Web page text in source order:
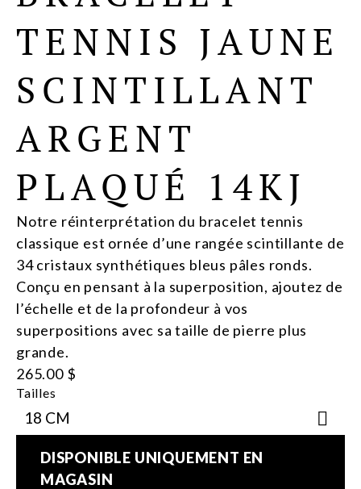
TENNIS JAUNE
SCINTILLANT
ARGENT
PLAQUÉ 14KJ
Notre réinterprétation du bracelet tennis
classique est ornée d’une rangée scintillante de
34 cristaux synthétiques bleus pâles ronds.
Conçu en pensant à la superposition, ajoutez de
l’échelle et de la profondeur à vos
superpositions avec sa taille de pierre plus
grande.
265.00 $
Tailles
DISPONIBLE UNIQUEMENT EN
MAGASIN